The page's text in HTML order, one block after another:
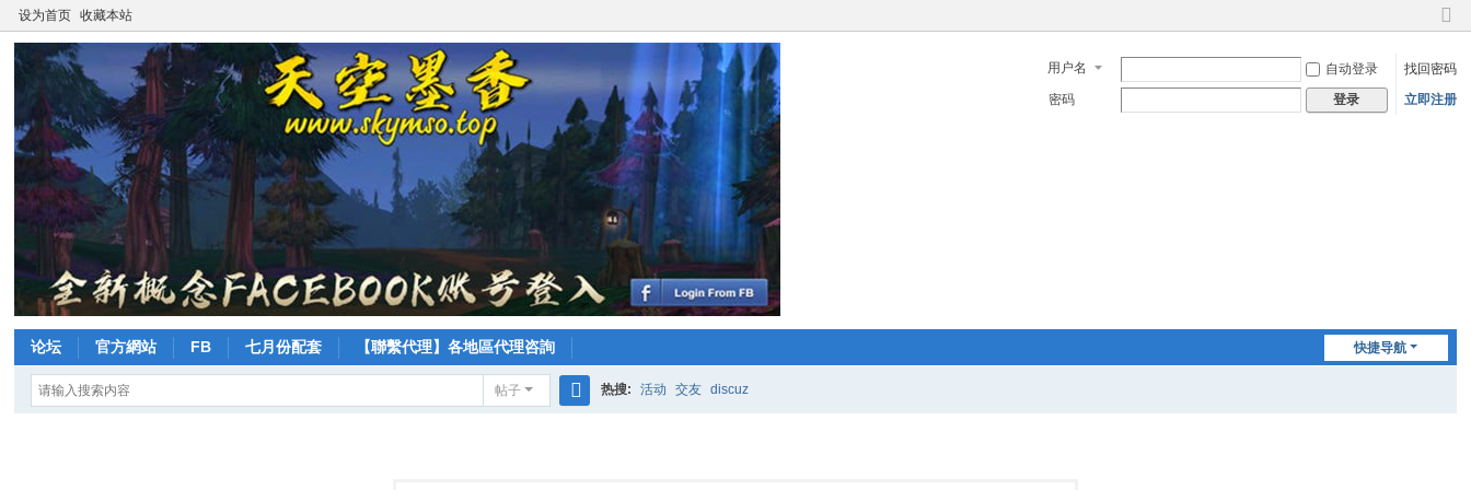
设为首页 收藏本站
切
到
窄
用户名 自动登录
找回密码
密码
登录 立即注册
快捷导航
论坛 官方網站 FB 七月份配套 【聯繫代理】各地區代理咨詢
帖子 热搜: 活动 交友 discuz